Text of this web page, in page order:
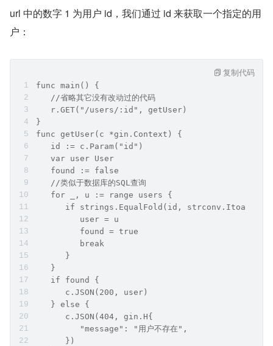
url 中的数字 1 为用户 id，我们通过 id 来获取一个指定的用
户：
func main() {
   //省略其它没有改动过的代码
   r.GET("/users/:id", getUser)
}
func getUser(c *gin.Context) {
   id := c.Param("id")
   var user User
   found := false
   //类似于数据库的SQL查询
   for _, u := range users {
if strings.EqualFold(id,
         user = u
         found = true
         break
      }
   }
   if found {
      c.JSON(200, user)
   } else {
      c.JSON(404, gin.H{
         "message": "用户不存在",
      })
复制代码